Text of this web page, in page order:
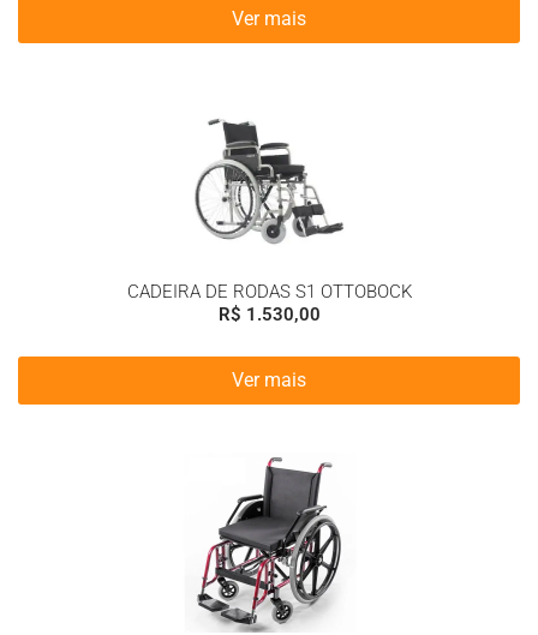
Ver mais
CADEIRA DE RODAS S1 OTTOBOCK
R$ 1.530,00
Ver mais